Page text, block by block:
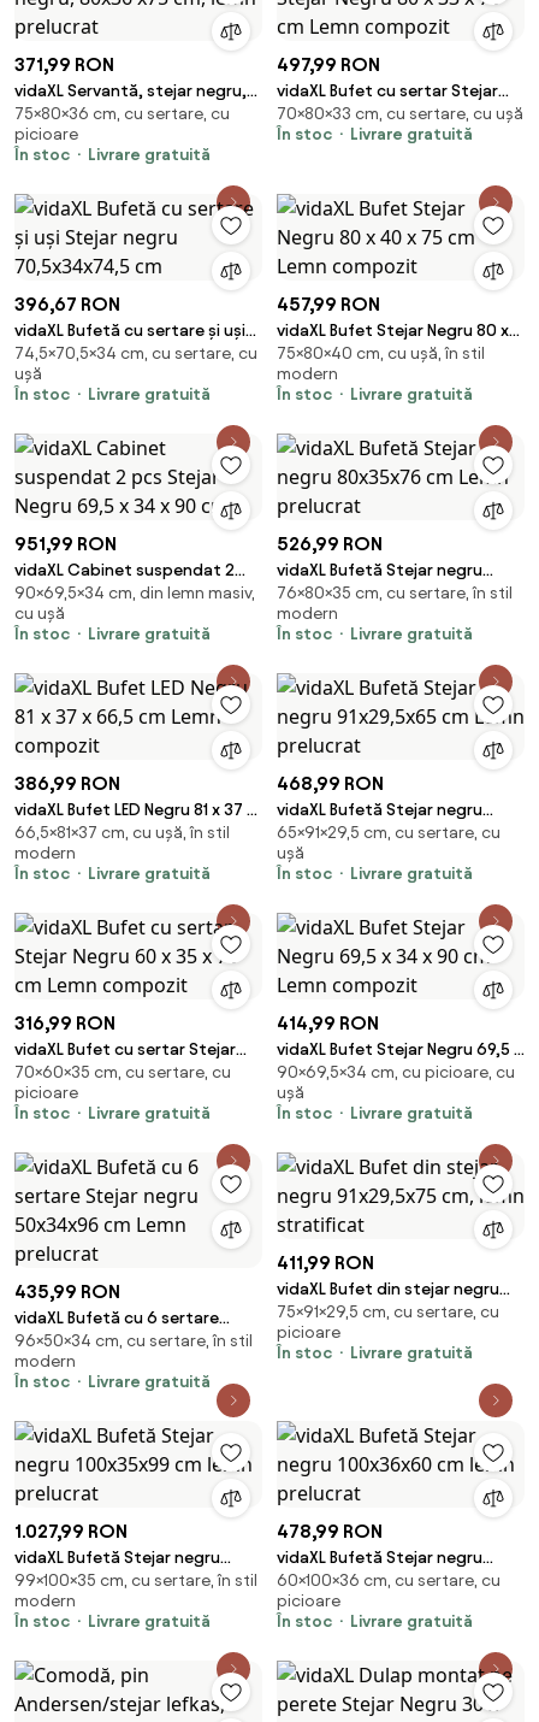
371,99 RON
vidaXL Servantă, stejar negru,
80x36 x75 cm, lemn prelucrat
75×80×36 cm, cu sertare, cu
picioare
În stoc
Livrare gratuită
497,99 RON
vidaXL Bufet cu sertar Stejar
Negru 80 x 33 x 70 cm Lemn
compozit
70×80×33 cm, cu sertare, cu ușă
În stoc
Livrare gratuită
396,67 RON
vidaXL Bufetă cu sertare și uși
Stejar negru 70,5x34x74,5 cm
74,5×70,5×34 cm, cu sertare, cu
ușă
În stoc
Livrare gratuită
457,99 RON
vidaXL Bufet Stejar Negru 80 x
40 x 75 cm Lemn compozit
75×80×40 cm, cu ușă, în stil
modern
În stoc
Livrare gratuită
951,99 RON
vidaXL Cabinet suspendat 2
pcs Stejar Negru 69,5 x 34 x 90
cm
90×69,5×34 cm, din lemn masiv,
cu ușă
În stoc
Livrare gratuită
526,99 RON
vidaXL Bufetă Stejar negru
80x35x76 cm Lemn prelucrat
76×80×35 cm, cu sertare, în stil
modern
În stoc
Livrare gratuită
386,99 RON
vidaXL Bufet LED Negru 81 x 37 x
66,5 cm Lemn compozit
66,5×81×37 cm, cu ușă, în stil
modern
În stoc
Livrare gratuită
468,99 RON
vidaXL Bufetă Stejar negru
91x29,5x65 cm Lemn prelucrat
65×91×29,5 cm, cu sertare, cu
ușă
În stoc
Livrare gratuită
316,99 RON
vidaXL Bufet cu sertar Stejar
Negru 60 x 35 x 70 cm Lemn
compozit
70×60×35 cm, cu sertare, cu
picioare
În stoc
Livrare gratuită
414,99 RON
vidaXL Bufet Stejar Negru 69,5 x
34 x 90 cm Lemn compozit
90×69,5×34 cm, cu picioare, cu
ușă
În stoc
Livrare gratuită
435,99 RON
vidaXL Bufetă cu 6 sertare
Stejar negru 50x34x96 cm
Lemn prelucrat
96×50×34 cm, cu sertare, în stil
modern
În stoc
Livrare gratuită
411,99 RON
vidaXL Bufet din stejar negru
91x29,5x75 cm, lemn stratificat
75×91×29,5 cm, cu sertare, cu
picioare
În stoc
Livrare gratuită
1.027,99 RON
vidaXL Bufetă Stejar negru
100x35x99 cm lemn prelucrat
99×100×35 cm, cu sertare, în stil
modern
În stoc
Livrare gratuită
478,99 RON
vidaXL Bufetă Stejar negru
100x36x60 cm lemn prelucrat
60×100×36 cm, cu sertare, cu
picioare
În stoc
Livrare gratuită